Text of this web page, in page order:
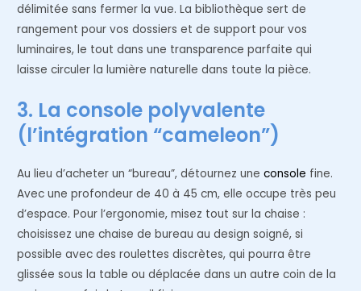
délimitée sans fermer la vue. La bibliothèque sert de
rangement pour vos dossiers et de support pour vos
luminaires, le tout dans une transparence parfaite qui
laisse circuler la lumière naturelle dans toute la pièce.
3. La console polyvalente
(l’intégration “cameleon”)
Au lieu d’acheter un “bureau”, détournez uneconsole fine.
Avec une profondeur de 40 à 45 cm, elle occupe très peu
d’espace. Pour l’ergonomie, misez tout sur la chaise :
choisissez une chaise de bureau au design soigné, si
possible avec des roulettes discrètes, qui pourra être
glissée sous la table ou déplacée dans un autre coin de la